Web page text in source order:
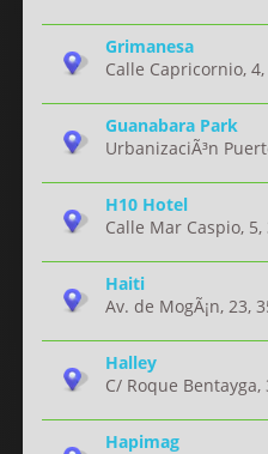
Grimanesa
Calle Capricornio, 4,
Guanabara Park
UrbanizaciÃ³n
H10 Hotel
Calle Mar Caspio, 5,
Haiti
Av. de MogÃ¡n, 23,
Halley
C/ Roque Bentayga,
Hapimag